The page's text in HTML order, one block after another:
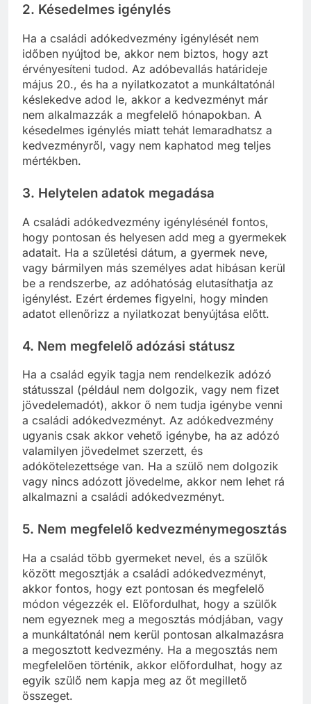
2. Késedelmes igénylés
Ha a családi adókedvezmény igénylését nem
időben nyújtod be, akkor nem biztos, hogy azt
érvényesíteni tudod. Az adóbevallás határideje
május 20., és ha a nyilatkozatot a munkáltatónál
késlekedve adod le, akkor a kedvezményt már
nem alkalmazzák a megfelelő hónapokban. A
késedelmes igénylés miatt tehát lemaradhatsz a
kedvezményről, vagy nem kaphatod meg teljes
mértékben.
3. Helytelen adatok megadása
A családi adókedvezmény igénylésénél fontos,
hogy pontosan és helyesen add meg a gyermekek
adatait. Ha a születési dátum, a gyermek neve,
vagy bármilyen más személyes adat hibásan kerül
be a rendszerbe, az adóhatóság elutasíthatja az
igénylést. Ezért érdemes figyelni, hogy minden
adatot ellenőrizz a nyilatkozat benyújtása előtt.
4. Nem megfelelő adózási státusz
Ha a család egyik tagja nem rendelkezik adózó
státusszal (például nem dolgozik, vagy nem fizet
jövedelemadót), akkor ő nem tudja igénybe venni
a családi adókedvezményt. Az adókedvezmény
ugyanis csak akkor vehető igénybe, ha az adózó
valamilyen jövedelmet szerzett, és
adókötelezettsége van. Ha a szülő nem dolgozik
vagy nincs adózott jövedelme, akkor nem lehet rá
alkalmazni a családi adókedvezményt.
5. Nem megfelelő kedvezménymegosztás
Ha a család több gyermeket nevel, és a szülők
között megosztják a családi adókedvezményt,
akkor fontos, hogy ezt pontosan és megfelelő
módon végezzék el. Előfordulhat, hogy a szülők
nem egyeznek meg a megosztás módjában, vagy
a munkáltatónál nem kerül pontosan alkalmazásra
a megosztott kedvezmény. Ha a megosztás nem
megfelelően történik, akkor előfordulhat, hogy az
egyik szülő nem kapja meg az őt megillető
összeget.